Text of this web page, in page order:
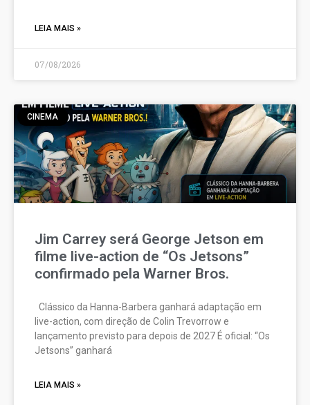
LEIA MAIS »
07/08/2026
CINEMA
Jim Carrey será George Jetson em
filme live-action de “Os Jetsons”
confirmado pela Warner Bros.
Clássico da Hanna-Barbera ganhará adaptação em
live-action, com direção de Colin Trevorrow e
lançamento previsto para depois de 2027 É oficial: “Os
Jetsons” ganhará
LEIA MAIS »